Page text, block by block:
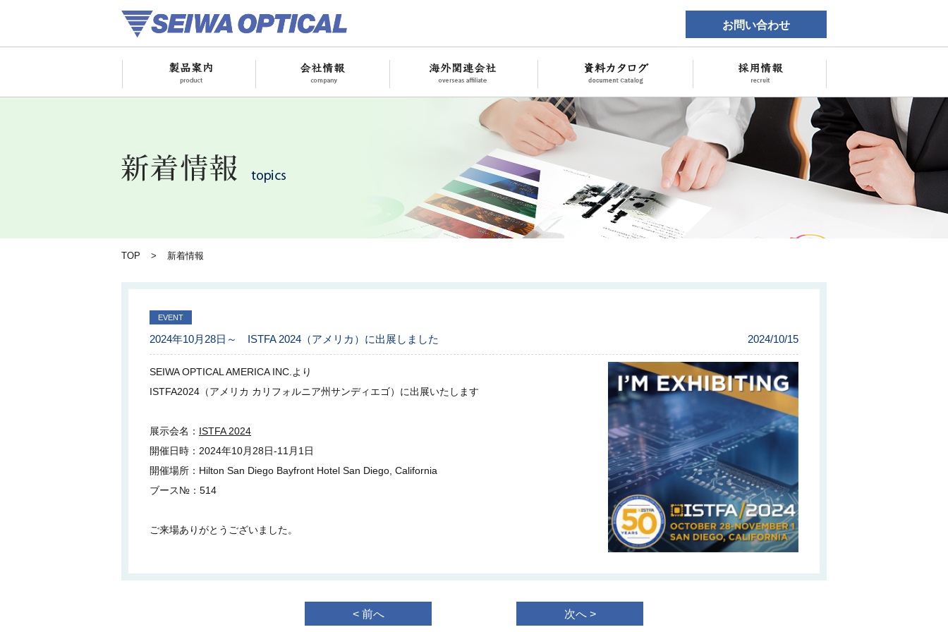
お問い合わせ
TOP 新着情報
EVENT
2024年10月28日～ ISTFA 2024（アメリカ）に出展しました 2024/10/15
SEIWA OPTICAL AMERICA INC.より
ISTFA2024（アメリカ カリフォルニア州サンディエゴ）に出展いたします
展示会名： ISTFA 2024
開催日時：2024年10月28日-11月1日
開催場所：Hilton San Diego Bayfront Hotel San Diego, California
ブース№：514
ご来場ありがとうございました。
< 前へ 次へ >